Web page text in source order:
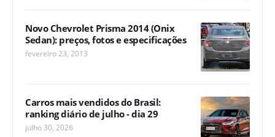
Novo Chevrolet Prisma 2014 (Onix
Sedan): preços, fotos e especificações
fevereiro 23, 2013
Carros mais vendidos do Brasil:
ranking diário de julho - dia 29
julho 30, 2026